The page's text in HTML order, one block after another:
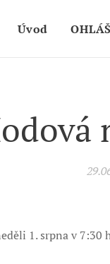
Úvod
1. srpna v